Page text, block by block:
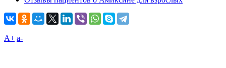
A+ а-